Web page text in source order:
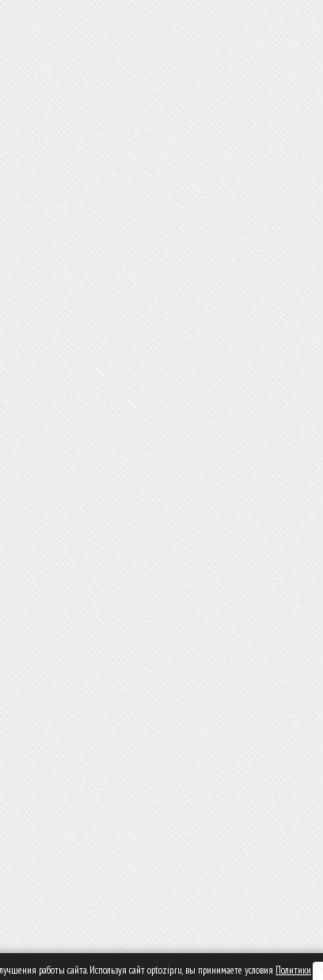
работы сайта. Используя сайт optozip.ru, вы принимаете условия Политики